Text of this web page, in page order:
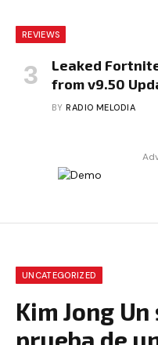
REVIEWS
Leaked
from v9.50
BY RADIO MELODIA
UNCATEGORIZED
Kim Jong